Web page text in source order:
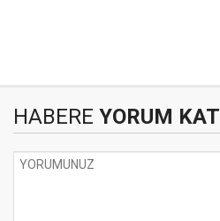
HABERE YORUM KAT